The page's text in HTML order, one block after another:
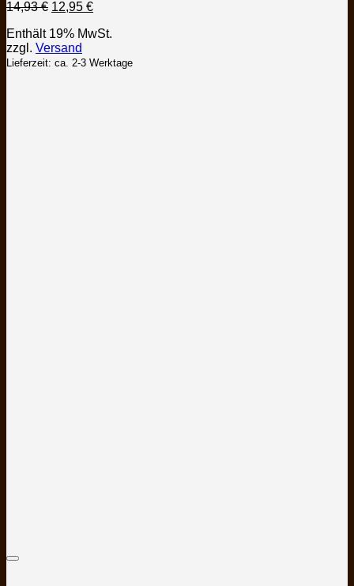
14,93€ Ursprünglicher
war:
14,93 €
12,95 €Aktueller
ist:
Enthält 19% MwSt.
zzgl. Versand
Lieferzeit: ca. 2-3 Werktage